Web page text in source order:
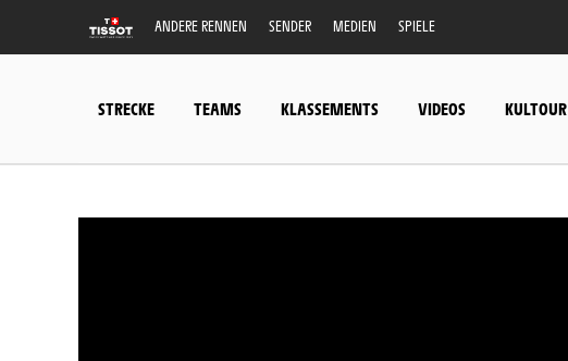
ANDERE RENNEN SENDER MEDIEN SPIELE
STRECKE TEAMS KLASSEMENTS VIDEOS KULTOUR